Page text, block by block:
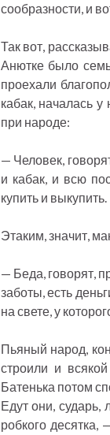
сообразности, и
Так вот,
Анютке было
проехали
кабак, началась
при народе:
— Человек,
и кабак, и всю
купить и выкупить.
Этаким, значит,
— Беда, говорят,
заботы, есть
на свете, у
Пьяный народ,
строили и
Батенька потом
Едут они, сударь,
робкого десятка,